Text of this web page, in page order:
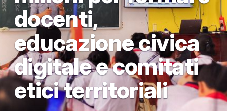
docenti,
educazione civica
digitale e comitati
etici territoriali